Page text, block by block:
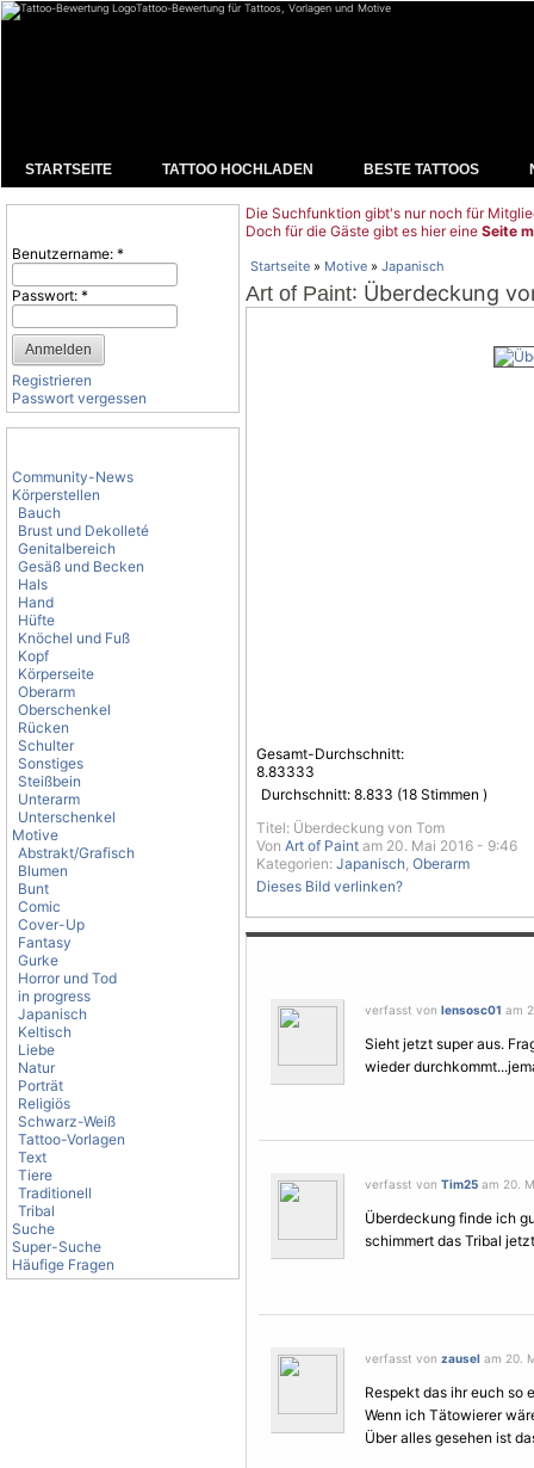
Tattoo-Bewertung für Tattoos, Vorlagen und Motive
STARTSEITE TATTOO HOCHLADEN BESTE TATTOOS
Benutzername: *
Passwort: *
Registrieren
Passwort vergessen
Community-News
Körperstellen
Bauch
Brust und Dekolleté
Genitalbereich
Gesäß und Becken
Hals
Hand
Hüfte
Knöchel und Fuß
Kopf
Körperseite
Oberarm
Oberschenkel
Rücken
Schulter
Sonstiges
Steißbein
Unterarm
Unterschenkel
Motive
Abstrakt/Grafisch
Blumen
Bunt
Comic
Cover-Up
Fantasy
Gurke
Horror und Tod
in progress
Japanisch
Keltisch
Liebe
Natur
Porträt
Religiös
Schwarz-Weiß
Tattoo-Vorlagen
Text
Tiere
Traditionell
Tribal
Suche
Super-Suche
Häufige Fragen
Die Suchfunktion gibt's nur noch für
Doch für die Gäste gibt es hier eine Seite
Startseite » Motive » Japanisch
Art of Paint: Überdeckung
Gesamt-Durchschnitt:
8.83333
Durchschnitt: 8.833 (18 Stimmen )
Titel: Überdeckung von Tom
Von Art of Paint am 20. Mai 2016 - 9:46
Kategorien: Japanisch, Oberarm
Dieses Bild verlinken?
verfasst von lensosc01 am
Sieht jetzt super aus.
wieder
verfasst von Tim25 am 20.
Überdeckung finde ich
schimmert das Tribal
verfasst von zausel am 20.
Respekt das ihr euch so
Wenn ich Tätowierer
Über alles gesehen ist